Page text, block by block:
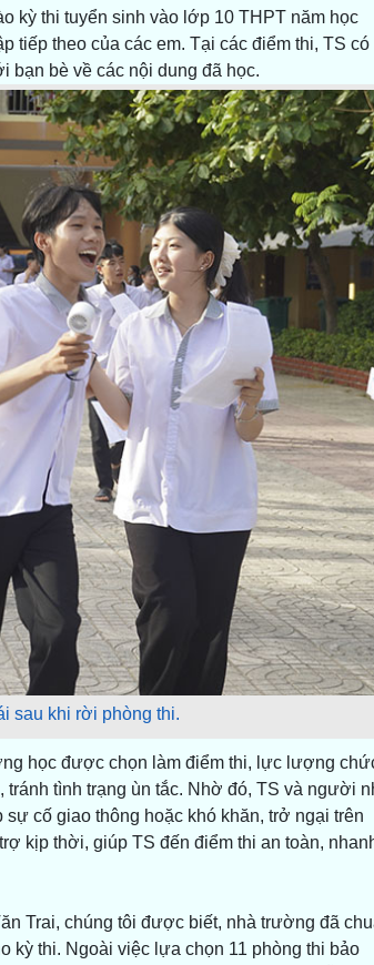
kỳ thi tuyển sinh vào lớp 10 THPT năm học
tiếp theo của các em. Tại các điểm thi, TS có
bạn bè về các nội dung đã học.
sau khi rời phòng thi.
học được chọn làm điểm thi, lực lượng
tình trạng ùn tắc. Nhờ đó, TS và người
cố giao thông hoặc khó khăn, trở ngại trên
kịp thời, giúp TS đến điểm thi an toàn,
Trai, chúng tôi được biết, nhà trường đã
kỳ thi. Ngoài việc lựa chọn 11 phòng thi bảo